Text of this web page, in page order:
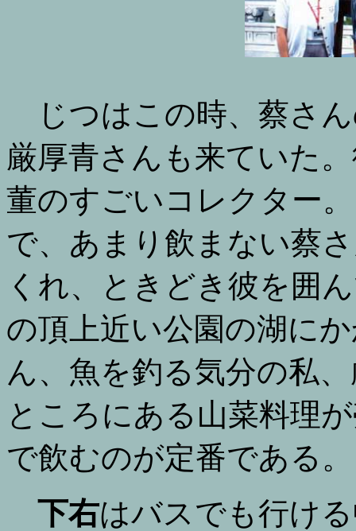
じつはこの時、蔡さ
厳厚青さんも来ていた
董のすごいコレクター
で、あまり飲まない蔡
くれ、ときどき彼を囲
の頂上近い公園の湖に
ん、魚を釣る気分の私
ところにある山菜料理
で飲むのが定番である。
下右はバスでも行け